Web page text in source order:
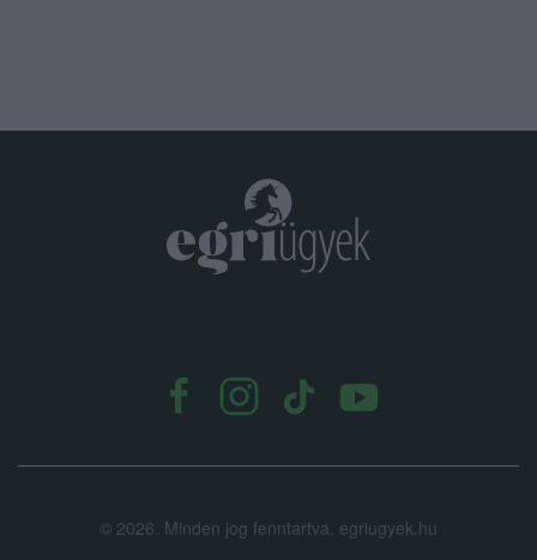
© 2026. Minden jog fenntartva. egriugyek.hu